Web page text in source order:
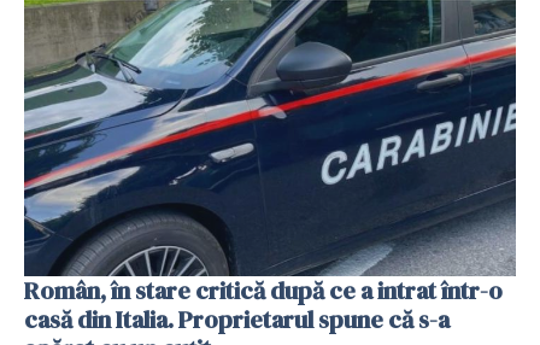
Român, în stare critică după ce a intrat într-o
casă din Italia. Proprietarul spune că s-a